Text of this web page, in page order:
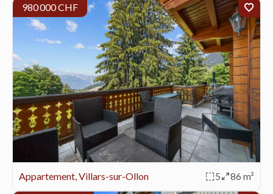
Appartement, Villars-sur-Ollon
980 000 CHF
5 86 m²